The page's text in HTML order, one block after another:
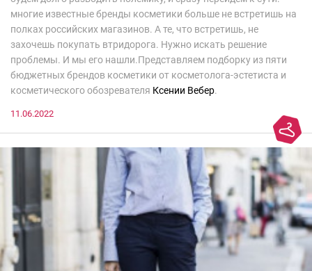
многие известные бренды косметики больше не встретишь на
полках российских магазинов. А те, что встретишь, не
захочешь покупать втридорога. Нужно искать решение
проблемы. И мы его нашли.Представляем подборку из пяти
бюджетных брендов косметики от косметолога-эстетиста и
косметического обозревателя Ксении Вебер.
11.06.2022